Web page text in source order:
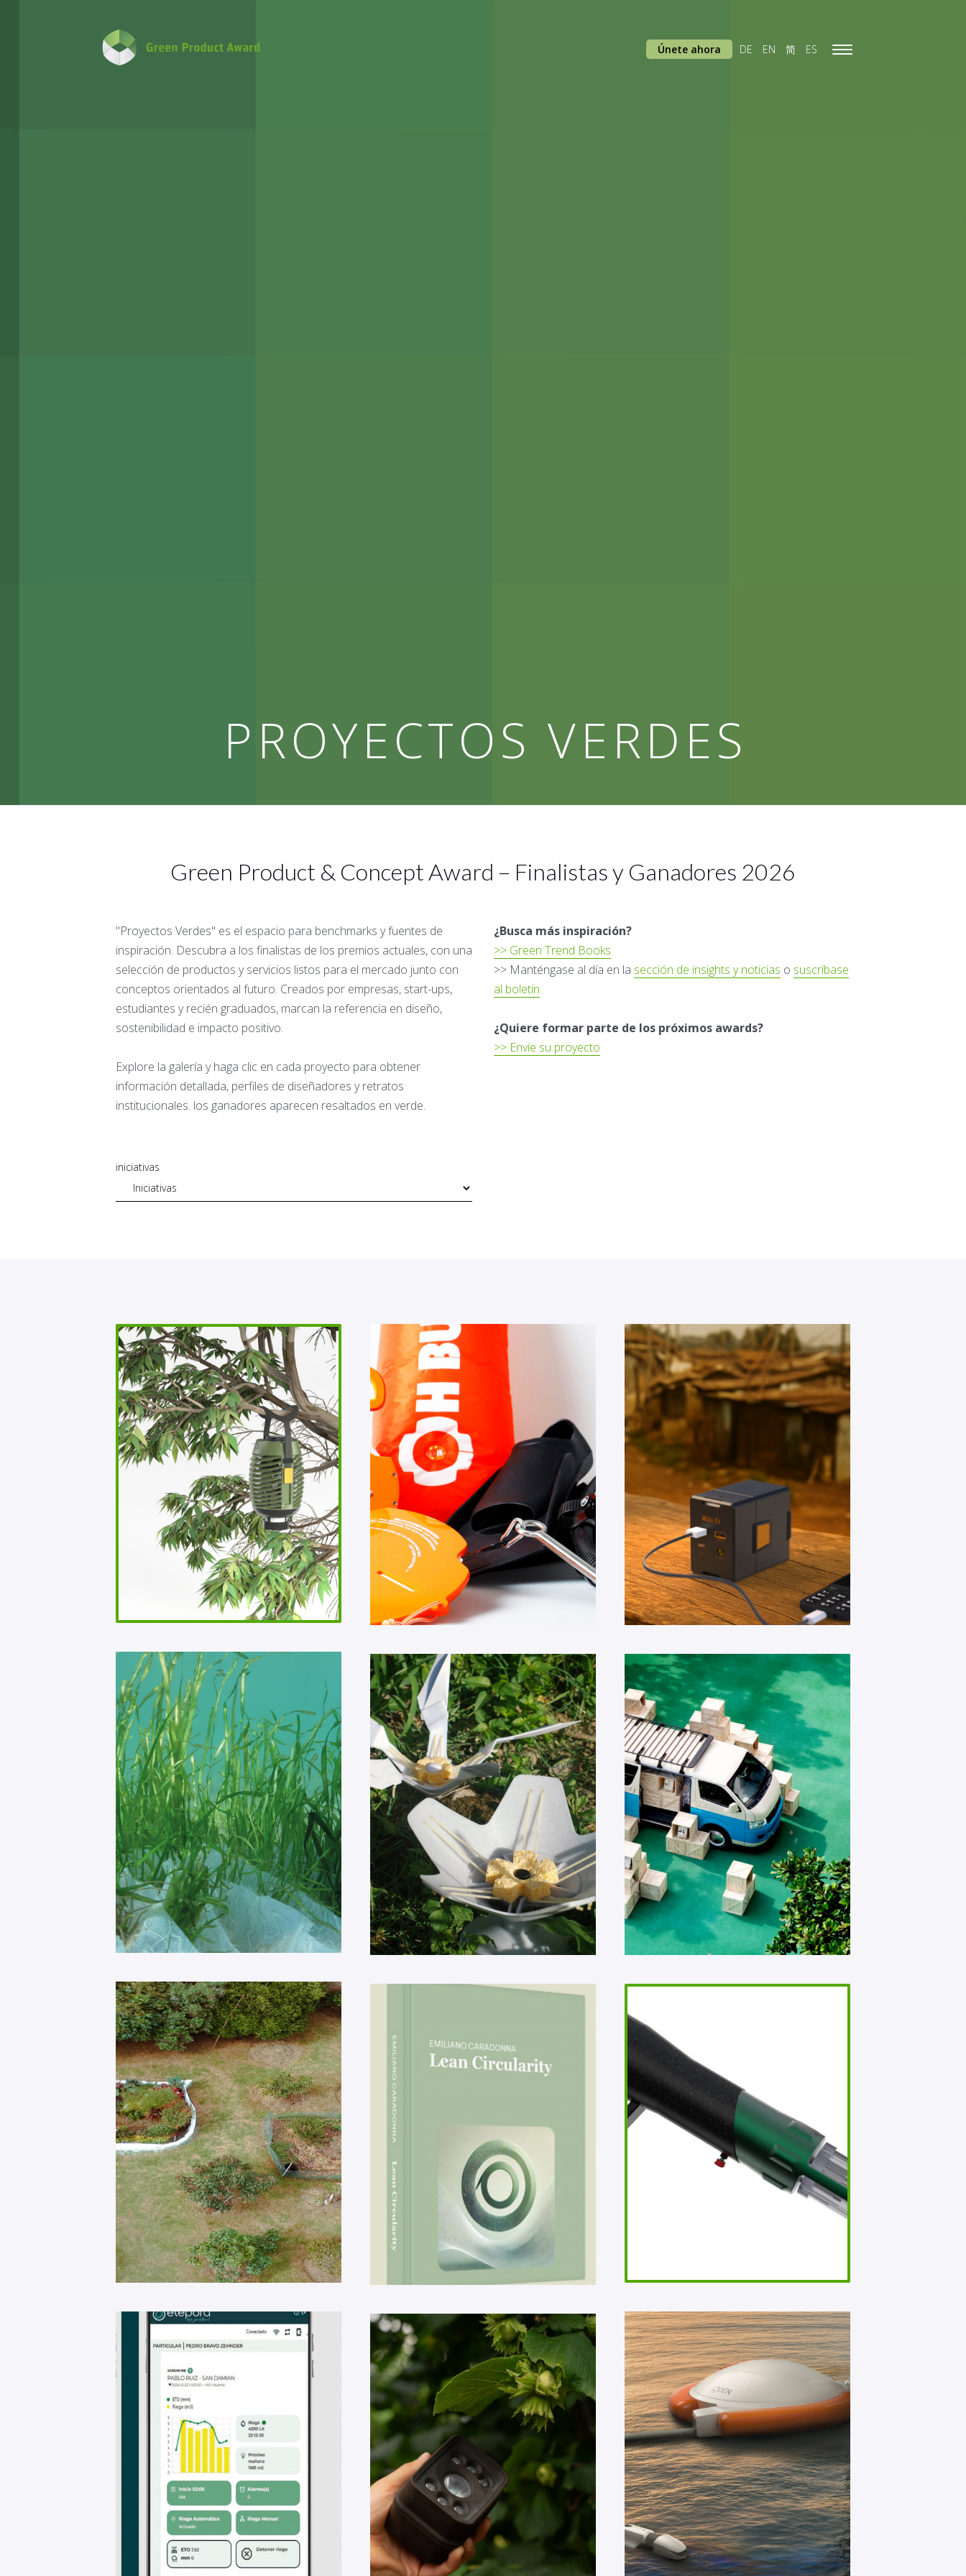
PROYECTOS VERDES
Toggle
Únete ahora DE EN 简 ES
Green Product & Concept Award – Finalistas y Ganadores 2026
"Proyectos Verdes" es el espacio para benchmarks y fuentes de
inspiración. Descubra a los finalistas de los premios actuales, con una
selección de productos y servicios listos para el mercado junto con
conceptos orientados al futuro. Creados por empresas, start-ups,
estudiantes y recién graduados, marcan la referencia en diseño,
sostenibilidad e impacto positivo.
Explore la galería y haga clic en cada proyecto para obtener
información detallada, perfiles de diseñadores y retratos
institucionales. los ganadores aparecen resaltados en verde.
¿Busca más inspiración?
>> Green Trend Books
>> Manténgase al día en la sección de insights y noticias o suscríbase
al boletín
¿Quiere formar parte de los próximos awards?
>> Envíe su proyecto
iniciativas